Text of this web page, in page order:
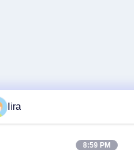
lira
8:59 PM